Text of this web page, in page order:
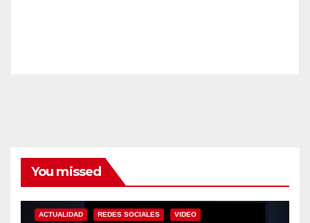
You missed
ACTUALIDAD REDES SOCIALES VIDEO